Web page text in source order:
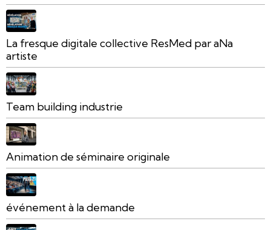
La fresque digitale collective ResMed par aNa
artiste
Team building industrie
Animation de séminaire originale
événement à la demande